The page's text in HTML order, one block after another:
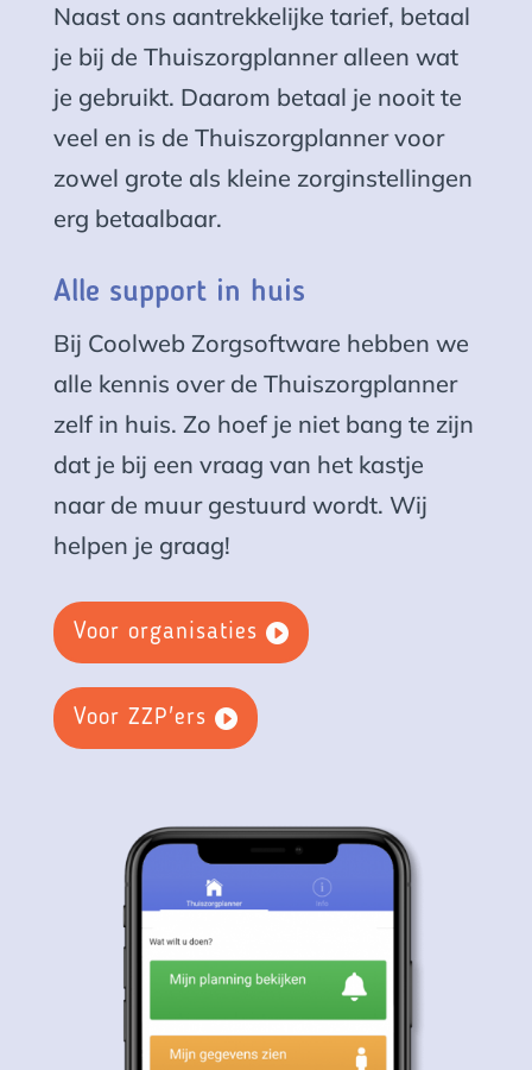
Naast ons aantrekkelijke tarief, betaal
je bij de Thuiszorgplanner alleen wat
je gebruikt. Daarom betaal je nooit te
veel en is de Thuiszorgplanner voor
zowel grote als kleine zorginstellingen
erg betaalbaar.
Alle support in huis
Bij Coolweb Zorgsoftware hebben we
alle kennis over de Thuiszorgplanner
zelf in huis. Zo hoef je niet bang te zijn
dat je bij een vraag van het kastje
naar de muur gestuurd wordt. Wij
helpen je graag!
Voor organisaties
Voor ZZP'ers